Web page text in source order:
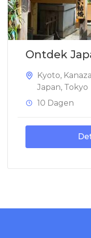
Ontdek
Kyoto,
Japan, Tokyo
10 Dagen